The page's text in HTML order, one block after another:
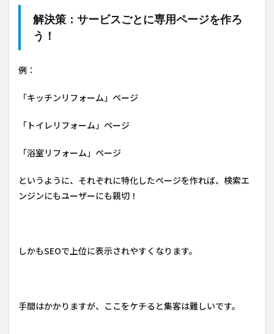
解決策：サービスごとに専用ページを作ろ
う！
例：
「キッチンリフォーム」ページ
「トイレリフォーム」ページ
「浴室リフォーム」ページ
というように、それぞれに特化したページを作れば、検索エ
ンジンにもユーザーにも親切！
しかもSEOで上位に表示されやすくなります。
手間はかかりますが、ここをケチると集客は難しいです。